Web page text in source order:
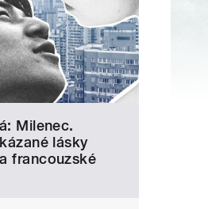
Milenec.
lásky
francouzské